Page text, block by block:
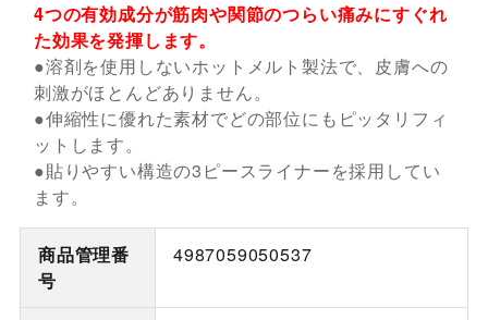
4つの有効成分が筋肉や関節のつらい痛みにすぐれ
た効果を発揮します。
●溶剤を使用しないホットメルト製法で、皮膚への
刺激がほとんどありません。
●伸縮性に優れた素材でどの部位にもピッタリフィ
ットします。
●貼りやすい構造の3ピースライナーを採用してい
ます。
商品管理番
号
4987059050537